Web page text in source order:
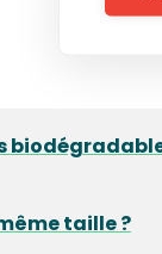
taille ?